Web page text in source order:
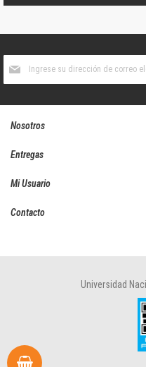
boletín
Nosotros
Entregas
Mi Usuario
Contacto
Universidad